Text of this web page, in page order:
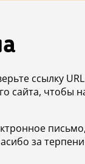
ссылку
сайта, чтобы
за